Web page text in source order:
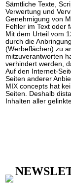
Sämtliche Texte,
Verwertung und
Genehmigung von
Fehler im Text oder
Mit dem Urteil vom
durch die
(Werbeflächen) zu
mitzuverantworten
verhindert werden,
Auf den Internet-
Seiten anderer
MIX concepts hat
Seiten. Deshalb
Inhalten aller